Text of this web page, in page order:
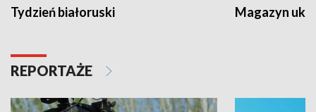
Tydzień białoruski Magazyn
REPORTAŻE